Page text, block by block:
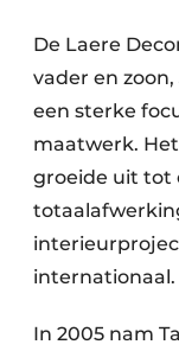
Houtbouw
Keukens
Renovatie
De Laere
vader en
een sterke
maatwerk.
groeide uit tot
internationaal.
In 2005 nam